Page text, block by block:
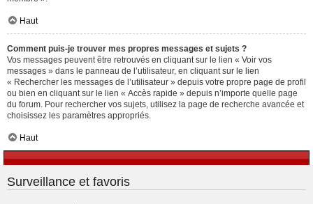
Haut
Comment puis-je trouver mes propres messages et sujets ?
Vos messages peuvent être retrouvés en cliquant sur le lien « Voir vos
messages » dans le panneau de l’utilisateur, en cliquant sur le lien
« Rechercher les messages de l’utilisateur » depuis votre propre page de profil
ou bien en cliquant sur le lien « Accès rapide » depuis n’importe quelle page
du forum. Pour rechercher vos sujets, utilisez la page de recherche avancée et
choisissez les paramètres appropriés.
Haut
Surveillance et favoris